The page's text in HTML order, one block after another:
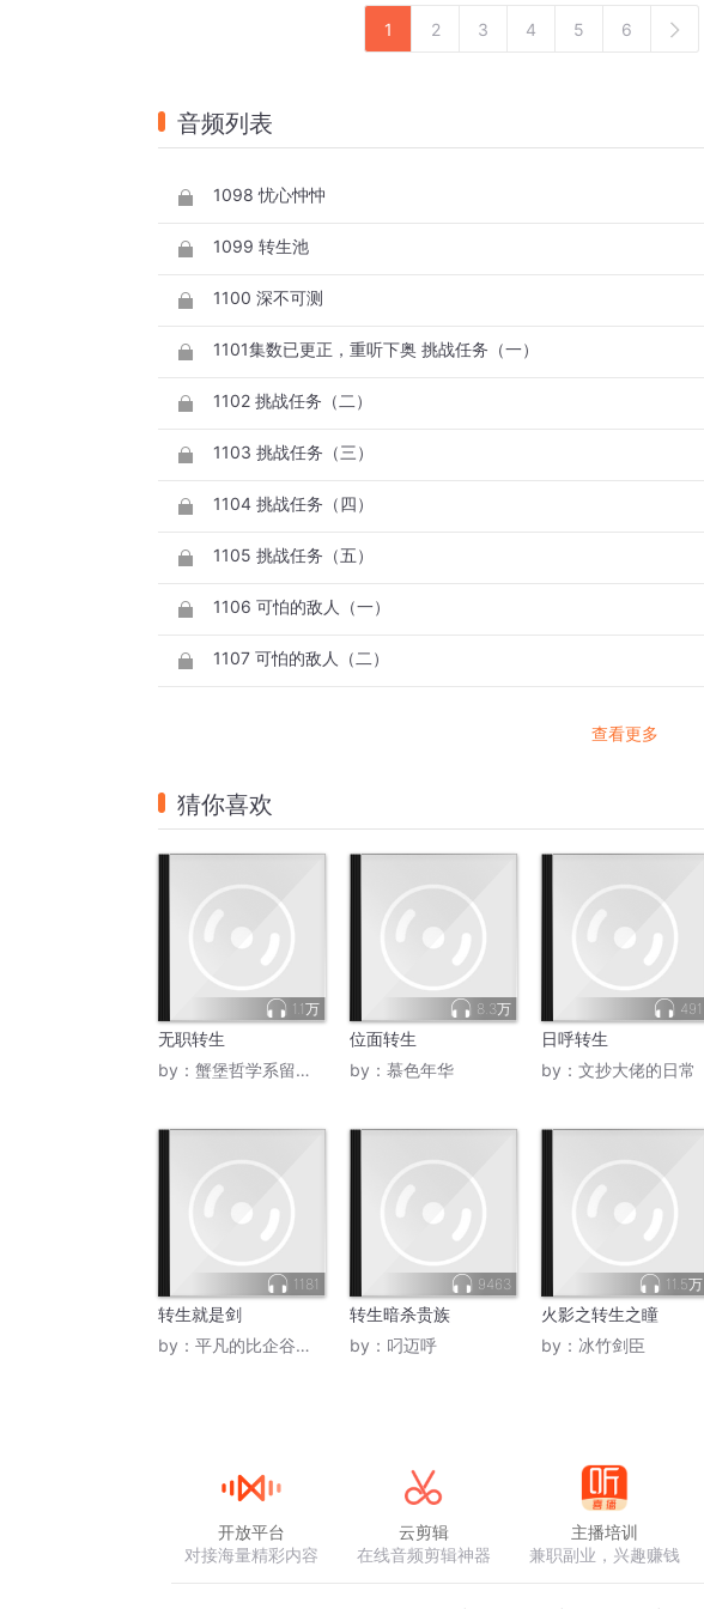
1 2 3 4 5 6
音频列表
1098 忧心忡忡
1099 转生池
1100 深不可测
1101集数已更正，重听下奥 挑战任务（一）
1102 挑战任务（二）
1103 挑战任务（三）
1104 挑战任务（四）
1105 挑战任务（五）
1106 可怕的敌人（一）
1107 可怕的敌人（二）
查看更多
猜你喜欢
1.1万
无职转生
by： 蟹堡哲学系留级生
8.3万
位面转生
by： 慕色年华
491
日呼转生
by： 文抄大佬的日常
1181
转生就是剑
by： 平凡的比企谷八幡
9463
转生暗杀贵族
by： 叼迈呼
11.5万
火影之转生之瞳
by： 冰竹剑臣
开放平台
对接海量精彩内容
云剪辑
在线音频剪辑神器
主播培训
兼职副业，兴趣赚钱